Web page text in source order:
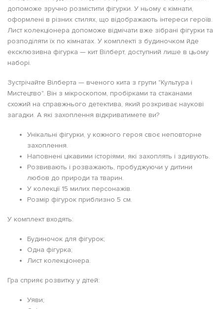
допоможе зручно розмістити фігурки. У ньому є кімнати,
оформлені в різних стилях, що відображають інтереси героїв.
Лист колекціонера допоможе відмічати вже зібрані фігурки та
розподіляти їх по кімнатах. У комплекті з будиночком йде
ексклюзивна фігурка — кит Вілберт, доступний лише в цьому
наборі.
Зустрічайте Вілберта — вченого кита з групи "Культура і
Мистецтво". Він з мікроскопом, пробірками та стаканами
схожий на справжнього детектива, який розкриває наукові
загадки. А які захоплення відкриватимете ви?
Унікальні фігурки, у кожного героя своє неповторне
захоплення.
Наповнені цікавими історіями, які захоплять і здивують.
Розвивають і розважають, пробуджуючи у дитини
любов до природи та тварин.
У колекції 15 милих персонажів.
Розмір фігурок приблизно 5 см.
У комплект входять:
Будиночок для фігурок;
Одна фігурка;
Лист колекціонера.
Гра сприяє розвитку у дітей:
Уяви;